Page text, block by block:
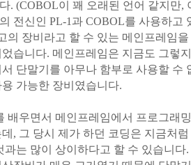
. (COBOL이 꽤 오래된 언어 같지만,
전신인 PL-1과 COBOL를 사용하고
의 장비라고 할 수 있는 메인프레임
습니다. 메인프레임은 지금도 그렇
단말기를 아무나 함부로 사용할 수
가능한 장비였습니다.
배우면서 메인프레임에서 프로그래
, 그 당시 제가 하던 코딩은 지금처
과는 많이 상이하다고 할 수 있습니다